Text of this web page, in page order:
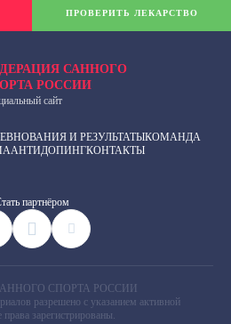
САННОГО
РОССИИ
сайт
И РЕЗУЛЬТАТЫКОМАНДА
АНТИДОПИНГКОНТАКТЫ
партнёром
ПРОВЕРИТЬ ЛЕКАРСТВО
СПОРТА РОССИИ
разрешено с указанием активной
зарегистрированы.